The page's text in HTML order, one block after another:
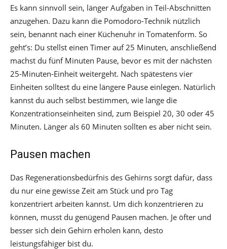
Es kann sinnvoll sein, länger Aufgaben in Teil-Abschnitten
anzugehen. Dazu kann die Pomodoro-Technik nützlich
sein, benannt nach einer Küchenuhr in Tomatenform. So
geht’s: Du stellst einen Timer auf 25 Minuten, anschließend
machst du fünf Minuten Pause, bevor es mit der nächsten
25-Minuten-Einheit weitergeht. Nach spätestens vier
Einheiten solltest du eine längere Pause einlegen. Natürlich
kannst du auch selbst bestimmen, wie lange die
Konzentrationseinheiten sind, zum Beispiel 20, 30 oder 45
Minuten. Länger als 60 Minuten sollten es aber nicht sein.
Pausen machen
Das Regenerationsbedürfnis des Gehirns sorgt dafür, dass
du nur eine gewisse Zeit am Stück und pro Tag
konzentriert arbeiten kannst. Um dich konzentrieren zu
können, musst du genügend Pausen machen. Je öfter und
besser sich dein Gehirn erholen kann, desto
leistungsfähiger bist du.